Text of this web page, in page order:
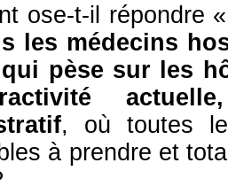
ose-t-il répondre
les médecins
pèse sur les
, où toutes
à prendre et